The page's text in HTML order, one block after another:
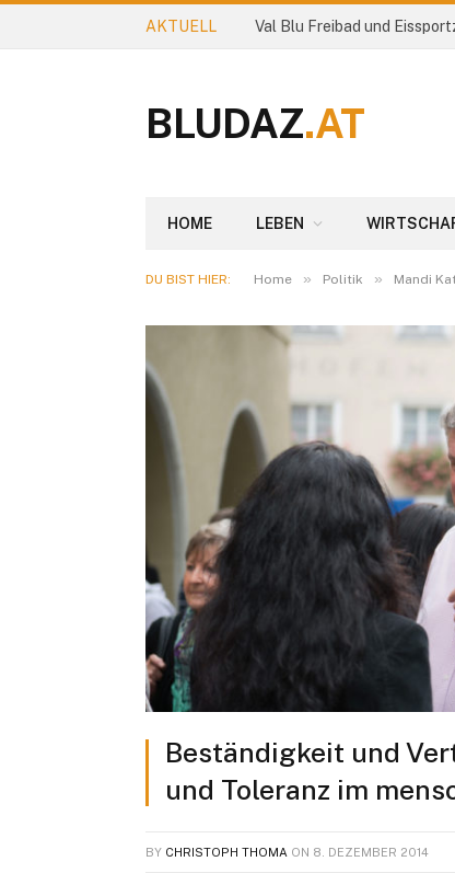
AKTUELL Val Blu Freibad und
BLUDAZ.AT
HOME LEBEN
DU BIST HIER: Home » Politik » Mandi
Beständigkeit und
und Toleranz im
BY CHRISTOPH THOMA ON 8. DEZEMBER 2014